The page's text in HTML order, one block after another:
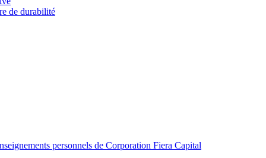
de durabilité
personnels de Corporation Fiera Capital